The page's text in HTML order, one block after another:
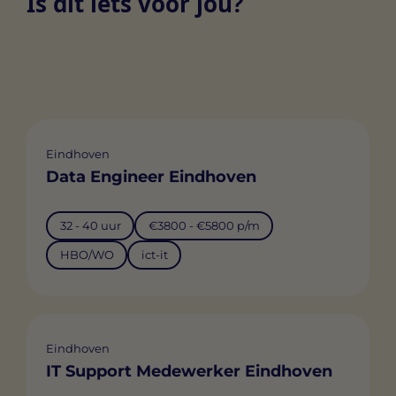
Eindhoven
Data Engineer Eindhoven
32 - 40 uur €3800 - €5800 p/m
HBO/WO ict-it
Eindhoven
IT Support Medewerker Eindhoven